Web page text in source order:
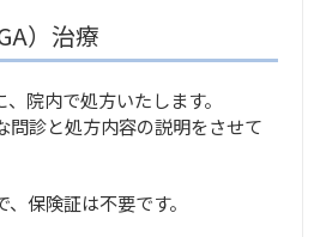
）治療
院内で処方いたします。
問診と処方内容の説明をさせて
保険証は不要です。